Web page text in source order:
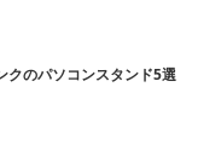
クのパソコンスタンド5選